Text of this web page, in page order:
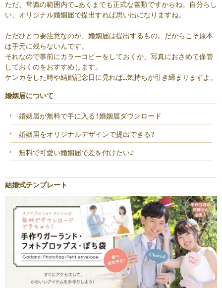
ただ、常識の範囲内で…あくまでも正式な書類ですからね。自分らし
い、オリジナル婚姻届で提出すれば思い出になりますね。
ただひとつ要注意なのが、婚姻届は提出するもの。だからこそ原本
は手元に残らないんです。
それなので事前にカラーコピーをしておくか、写真におさめて保管
しておくのをおすすめします。
ケンカをした時や結婚記念日に見れば…気持ちが引き締まりますよ。
婚姻届について
婚姻届が無料で手に入る!婚姻届ダウンロード
婚姻届をオリジナルデザインで提出できる?
無料で可愛い婚姻届で差を付けたい♪
結婚式テンプレート